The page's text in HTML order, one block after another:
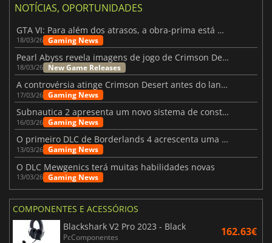
NOTÍCIAS, OPORTUNIDADES
GTA VI: Para além dos atrasos, a obra-prima está quase a chegar
18/03/26 Gaming News
Pearl Abyss revela imagens de jogo de Crimson Desert para a PS5
18/03/26 New Game Releases
A controvérsia atinge Crimson Desert antes do lançamento
17/03/26 Gaming News
Subnautica 2 apresenta um novo sistema de construção de bases
16/03/26 Gaming News
O primeiro DLC de Borderlands 4 acrescenta uma nova personagem e muito mais
13/03/26 Gaming News
O DLC Mewgenics terá muitas habilidades novas
13/03/26 Gaming News
COMPONENTES E ACESSÓRIOS
Blackshark V2 Pro 2023 - Black
PcComponentes 162.63€